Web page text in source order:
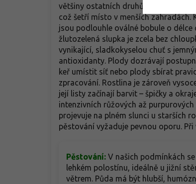
většiny ostatních druhů mini-kiwi k
což šetří místo v menších
jsou podlouhle oválné bobule o
žlutozelená slupka je zcela bez
vynikající, sladkokyselou chuť s
antioxidanty. Plody dozrávají
keř umístit síť nebo plody sbírat
zpracování. Rostlina je zároveň
její listy začínají barvit – špičky a
intenzivních růžových až
projevuje na plném slunci u starších
pěstování vyžaduje pevnou oporu.
Pěstování: V našich podmínkách
lehkém polostínu, ideálně u jižní
větrem. Půda má být hlubší,